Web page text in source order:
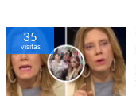
35
visitas